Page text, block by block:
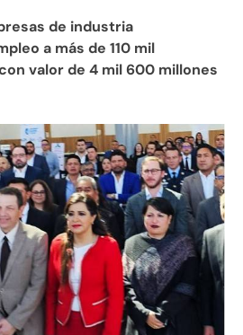
de industria
a más de 110 mil
valor de 4 mil 600 millones